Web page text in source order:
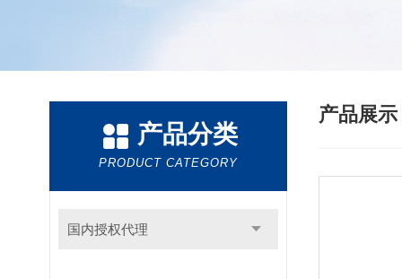
产品分类
PRODUCT CATEGORY
国内授权代理
产品展示